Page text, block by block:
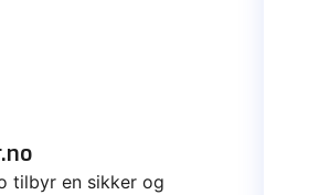
tilbyr en sikker og